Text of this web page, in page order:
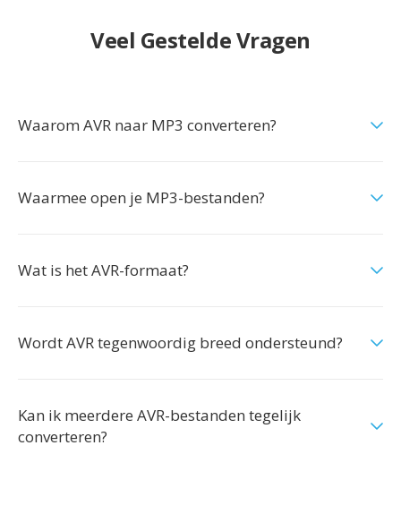
Veel Gestelde Vragen
Waarom AVR naar MP3 converteren?
Waarmee open je MP3-bestanden?
Wat is het AVR-formaat?
Wordt AVR tegenwoordig breed ondersteund?
Kan ik meerdere AVR-bestanden tegelijk
converteren?